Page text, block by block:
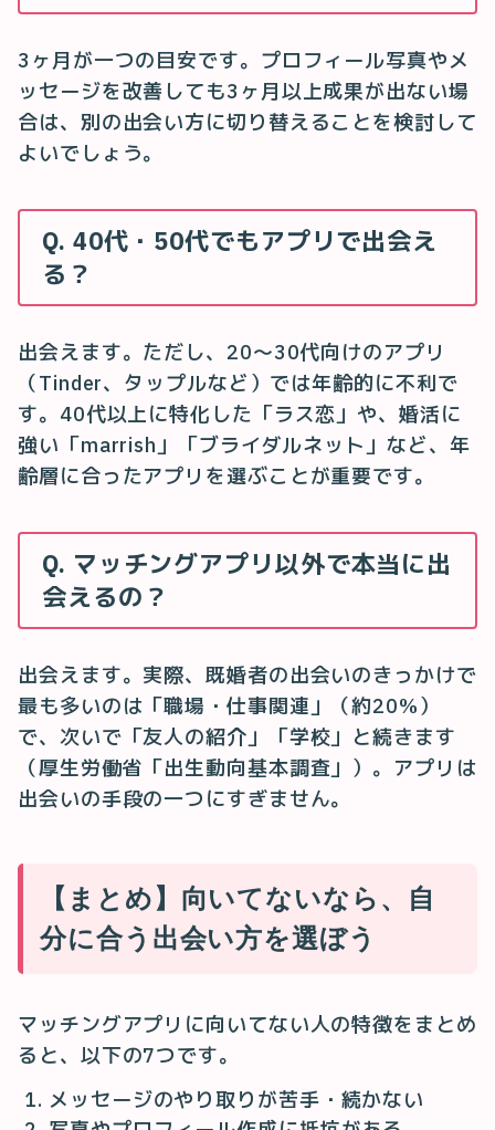
3ヶ月が一つの目安です。プロフィール写真やメ
ッセージを改善しても3ヶ月以上成果が出ない場
合は、別の出会い方に切り替えることを検討して
よいでしょう。
Q. 40代・50代でもアプリで出会え
る？
出会えます。ただし、20〜30代向けのアプリ
（Tinder、タップルなど）では年齢的に不利で
す。40代以上に特化した「ラス恋」や、婚活に
強い「marrish」「ブライダルネット」など、年
齢層に合ったアプリを選ぶことが重要です。
Q. マッチングアプリ以外で本当に出
会えるの？
出会えます。実際、既婚者の出会いのきっかけで
最も多いのは「職場・仕事関連」（約20%）
で、次いで「友人の紹介」「学校」と続きます
（厚生労働省「出生動向基本調査」）。アプリは
出会いの手段の一つにすぎません。
【まとめ】向いてないなら、自
分に合う出会い方を選ぼう
マッチングアプリに向いてない人の特徴をまとめ
ると、以下の7つです。
メッセージのやり取りが苦手・続かない